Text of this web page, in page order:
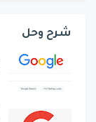
شرح وحل